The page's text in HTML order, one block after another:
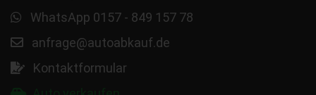
WhatsApp 0157 - 849 157 78
anfrage@autoabkauf.de
Kontaktformular